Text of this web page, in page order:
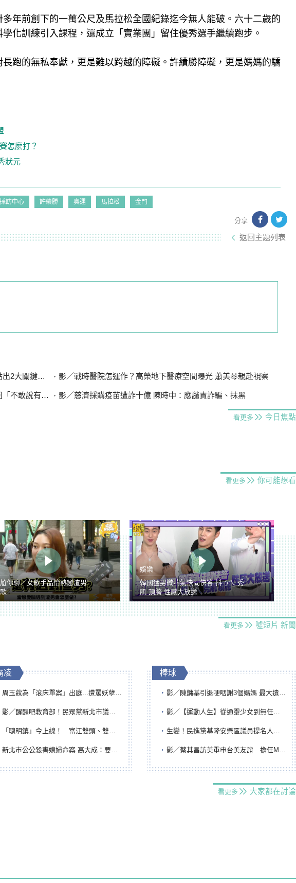
年前創下的一萬公尺及馬拉松全國紀錄迄今無人能破。六十二歲的
化訓練引入課程，還成立「實業團」留住優秀選手繼續跑步。
跑的無私奉獻，更是難以跨越的障礙。許績勝障礙，更是媽媽的驕
怎麼打？
狀元
採訪中心 許績勝 奧運 馬拉松 金門
分享
返回主題列表
關鍵待建置 影／戰時醫院怎運作？高榮地下醫療空間曝光 蕭美琴親赴視察
說有違法」 影／慈濟採購疫苗遭詐十億 陳時中：應譴責詐騙、抹黑
看更多 今日焦點
看更多 你可能想看
你聊／女歌手品怡熱戀渣男
娛樂
韓國猛男微喘氣快問快答 抖ㄋㄟ 秀
肌 頂胯 性感大放送
看更多 噓短片 新聞
凌
周玉蔻為「滾床單案」出庭...遭罵妖孽下地獄 張淑娟批：舌頭殺人有罪
影／醒醒吧教育部！民眾黨新北市議員參選人提出校園反毒防線升級政見
「聰明鎮」今上線！ 富江雙頭、雙一、人頭氣球全登場
新北市公公殺害媳婦命案 高大成：要害殺多刀顯示怨恨深
棒球
影／陳鏞基引退哽咽謝3個媽媽 最大遺憾無緣大聯盟
影／【運動人生】從通靈少女到無任所大使 劉柏君女裁判人生國際發光
生變！民進黨基隆安樂區議員提名人黃永翔突被除名 將另提他人
影／蔡其昌訪美重申台美友誼 擔任MLB大都會台灣日開球嘉賓
看更多 大家都在討論